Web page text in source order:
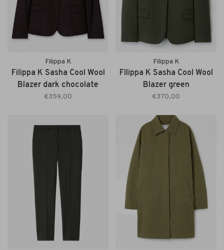
Filippa K
Filippa K Sasha Cool Wool
Blazer dark chocolate
€359,00
Filippa K
FIlippa K Sasha Cool Wool
Blazer green
€370,00